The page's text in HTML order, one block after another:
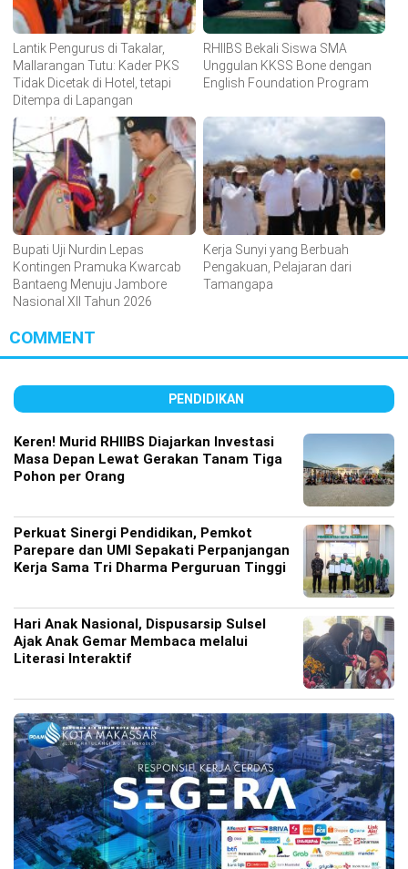
Lantik Pengurus di Takalar,
Mallarangan Tutu: Kader PKS
Tidak Dicetak di Hotel, tetapi
Ditempa di Lapangan
RHIIBS Bekali Siswa SMA
Unggulan KKSS Bone dengan
English Foundation Program
Bupati Uji Nurdin Lepas
Kontingen Pramuka Kwarcab
Bantaeng Menuju Jambore
Nasional XII Tahun 2026
Kerja Sunyi yang Berbuah
Pengakuan, Pelajaran dari
Tamangapa
COMMENT
PENDIDIKAN
Keren! Murid RHIIBS Diajarkan Investasi
Masa Depan Lewat Gerakan Tanam Tiga
Pohon per Orang
Perkuat Sinergi Pendidikan, Pemkot
Parepare dan UMI Sepakati Perpanjangan
Kerja Sama Tri Dharma Perguruan Tinggi
Hari Anak Nasional, Dispusarsip Sulsel
Ajak Anak Gemar Membaca melalui
Literasi Interaktif